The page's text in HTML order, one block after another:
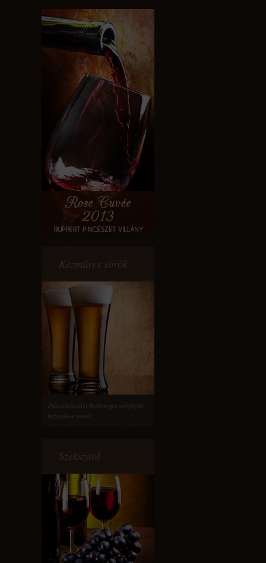
Kézműves sörök
Pilisvörösvári Rotburger sörfőzde
kézműves sörei
Szekszárd